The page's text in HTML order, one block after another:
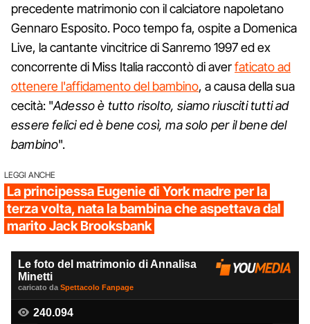
precedente matrimonio con il calciatore napoletano
Gennaro Esposito. Poco tempo fa, ospite a Domenica
Live, la cantante vincitrice di Sanremo 1997 ed ex
concorrente di Miss Italia raccontò di averfaticato ad
ottenere l'affidamento del bambino, a causa della sua
cecità: "Adesso è tutto risolto, siamo riusciti tutti ad
essere felici ed è bene così, ma solo per il bene del
bambino".
LEGGI ANCHE
La principessa Eugenie di York madre per la
terza volta, nata la bambina che aspettava dal
marito Jack Brooksbank